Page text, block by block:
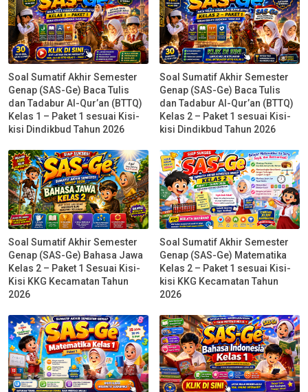
Soal Sumatif Akhir Semester
Genap (SAS-Ge) Baca Tulis
dan Tadabur Al-Qur’an (BTTQ)
Kelas 1 – Paket 1 sesuai Kisi-
kisi Dindikbud Tahun 2026
Soal Sumatif Akhir Semester
Genap (SAS-Ge) Baca Tulis
dan Tadabur Al-Qur’an (BTTQ)
Kelas 2 – Paket 1 sesuai Kisi-
kisi Dindikbud Tahun 2026
Soal Sumatif Akhir Semester
Genap (SAS-Ge) Bahasa Jawa
Kelas 2 – Paket 1 Sesuai Kisi-
Kisi KKG Kecamatan Tahun
2026
Soal Sumatif Akhir Semester
Genap (SAS-Ge) Matematika
Kelas 2 – Paket 1 sesuai Kisi-
kisi KKG Kecamatan Tahun
2026